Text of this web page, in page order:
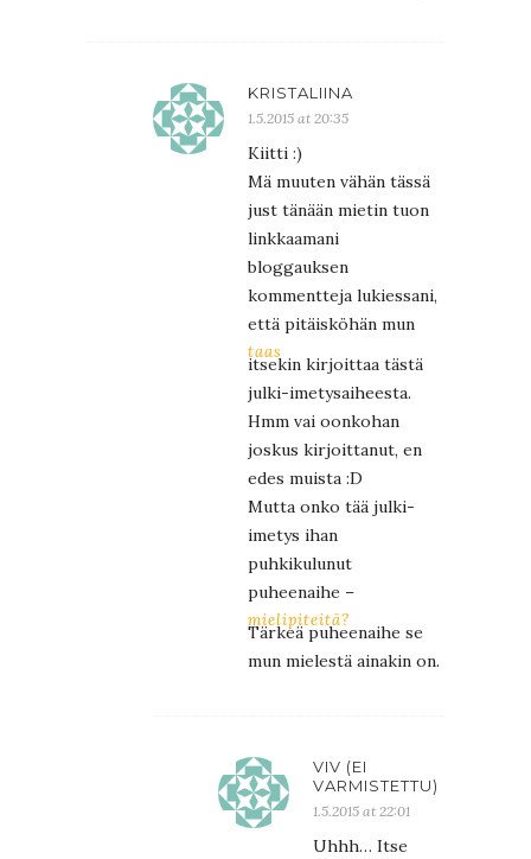
KRISTALIINA
1.5.2015 at 20:35
Kiitti :)
Mä muuten vähän tässä
just tänään mietin tuon
linkkaamani
bloggauksen
kommentteja lukiessani,
että pitäisköhän mun
taas
itsekin kirjoittaa tästä
julki-imetysaiheesta.
Hmm vai oonkohan
joskus kirjoittanut, en
edes muista :D
Mutta onko tää julki-
imetys ihan
puhkikulunut
puheenaihe –
mielipiteitä?
Tärkeä puheenaihe se
mun mielestä ainakin on.
VIV (EI
VARMISTETTU)
1.5.2015 at 22:01
Uhhh… Itse